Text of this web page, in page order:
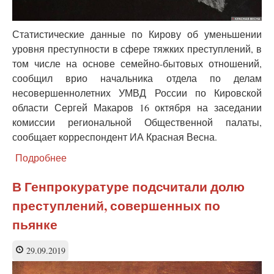
Статистические данные по Кирову об уменьшении
уровня преступности в сфере тяжких преступлений, в
том числе на основе семейно-бытовых отношений,
сообщил врио начальника отдела по делам
несовершеннолетних УМВД России по Кировской
области Сергей Макаров 16 октября на заседании
комиссии региональной Общественной палаты,
сообщает корреспондент ИА Красная Весна.
Подробнее
в
4
раза!
пропаганду
В Генпрокуратуре подсчитали долю
преступлений, совершенных по
пьянке
29.09.2019